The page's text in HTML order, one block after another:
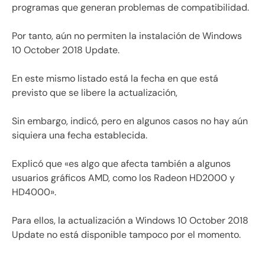
programas que generan problemas de compatibilidad.
Por tanto, aún no permiten la instalación de Windows
10 October 2018 Update.
En este mismo listado está la fecha en que está
previsto que se libere la actualización,
Sin embargo, indicó, pero en algunos casos no hay aún
siquiera una fecha establecida.
Explicó que «es algo que afecta también a algunos
usuarios gráficos AMD, como los Radeon HD2000 y
HD4000».
Para ellos, la actualización a Windows 10 October 2018
Update no está disponible tampoco por el momento.